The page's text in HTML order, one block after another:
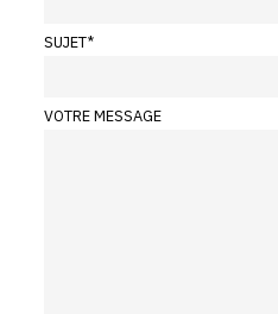
SUJET*
VOTRE MESSAGE